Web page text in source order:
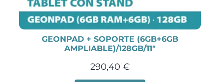
GEONPAD + SOPORTE (6GB+6GB
AMPLIABLE)/128GB/11″
290,40 €